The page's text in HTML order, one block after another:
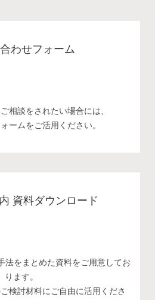
わせフォーム
相談をされたい場合には、
ームをご活用ください。
資料ダウンロード
法をまとめた資料をご用意してお
ります。
検討材料にご自由に活用くださ